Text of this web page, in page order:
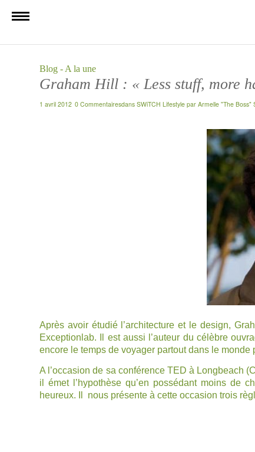
Blog - A la une
Graham Hill : « Less stuff, more
1 avril 2012 0 Commentairesdans SWiTCH Lifestyle par Armelle "The Boss"
Après avoir étudié l’architecture et le design,
Exceptionlab. Il est aussi l’auteur du célèbre
encore le temps de voyager partout dans le
A l’occasion de sa conférence TED à Longbeach
il émet l’hypothèse qu’en possédant moins de
heureux. Il nous présente à cette occasion trois